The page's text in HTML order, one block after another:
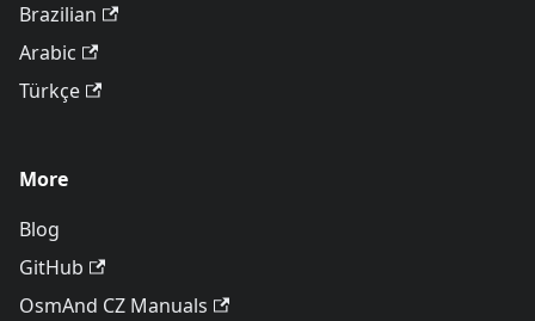
Brazilian
Arabic
Türkçe
More
Blog
GitHub
OsmAnd CZ Manuals